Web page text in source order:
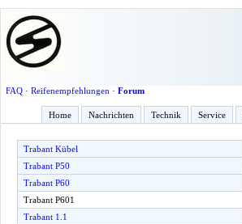
FAQ· Reifenempfehlungen · Forum
Home Nachrichten Technik Service
Trabant Kübel
Trabant P50
Trabant P60
Trabant P601
Trabant 1.1